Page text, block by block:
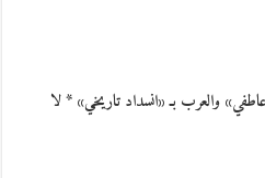
والعرب بـ «انسداد تاريخي» * لا